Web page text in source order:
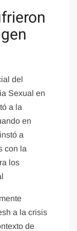
del
Sexual en
a la
en
a
con la
los
a la crisis
de